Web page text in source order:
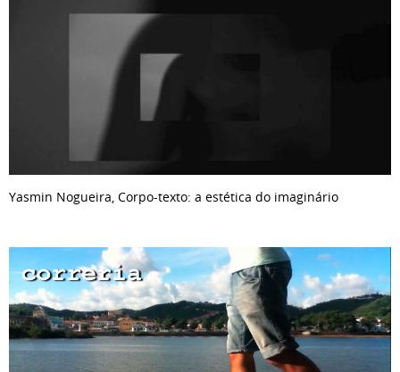
Yasmin Nogueira, Corpo-texto: a estética do imaginário